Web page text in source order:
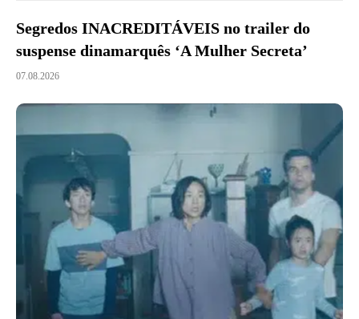
Segredos INACREDITÁVEIS no trailer do
suspense dinamarquês ‘A Mulher Secreta’
07.08.2026